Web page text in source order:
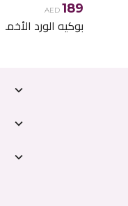
AED 189